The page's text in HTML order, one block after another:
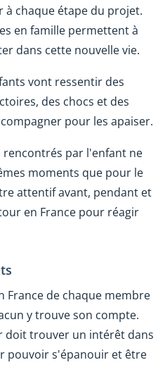
chaque étape du projet.
en famille permettent à
dans cette nouvelle vie.
vont ressentir des
des chocs et des
pour les apaiser.
rencontrés par l'enfant ne
moments que pour le
attentif avant, pendant et
en France pour réagir
France de chaque membre
y trouve son compte.
doit trouver un intérêt dans
pouvoir s'épanouir et être